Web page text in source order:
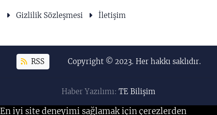
Gizlilik Sözleşmesi İletişim
RSS Copyright © 2023. Her hakkı saklıdır.
Haber Yazılımı: TE Bilişim
En iyi site deneyimi sağlamak için çerezlerden